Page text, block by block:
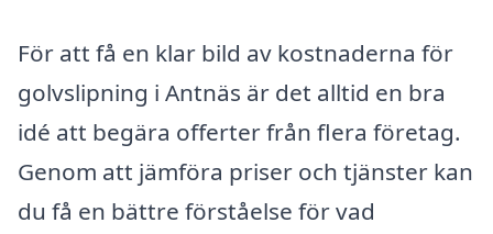
För att få en klar bild av kostnaderna för
golvslipning i Antnäs är det alltid en bra
idé att begära offerter från flera företag.
Genom att jämföra priser och tjänster kan
du få en bättre förståelse för vad